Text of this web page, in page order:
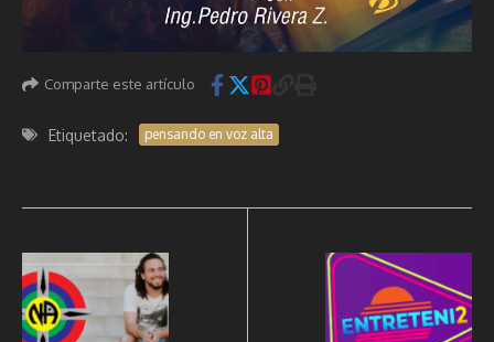
Comparte este artículo
Etiquetado: pensando en voz alta